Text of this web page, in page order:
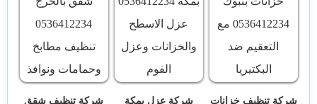
شركة تنظيف خزانات
شركة عزل بمكة
شركة تنظيف شقق